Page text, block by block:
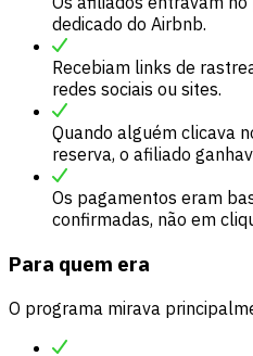
dedicado do Airbnb.
Recebiam links de
redes sociais ou sites.
Quando alguém clicava
reserva, o afiliado
Os pagamentos eram
confirmadas, não em
Para quem era
O programa mirava